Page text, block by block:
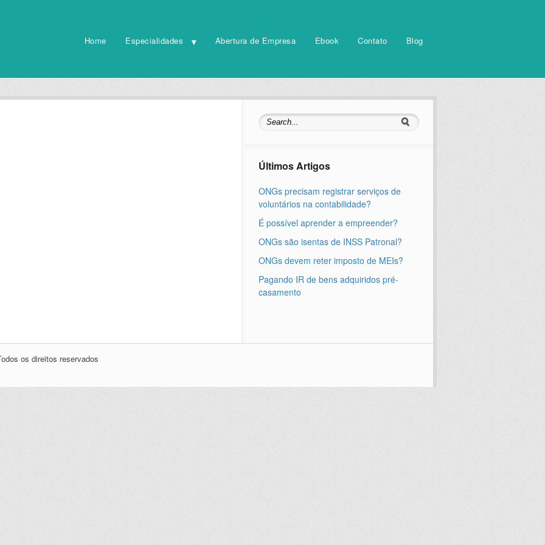
Home Especialidades Abertura de Empresa Ebook Contato Blog
Últimos Artigos
ONGs precisam registrar serviços de
voluntários na contabilidade?
É possível aprender a empreender?
ONGs são isentas de INSS Patronal?
ONGs devem reter imposto de MEIs?
Pagando IR de bens adquiridos pré-
casamento
os direitos reservados